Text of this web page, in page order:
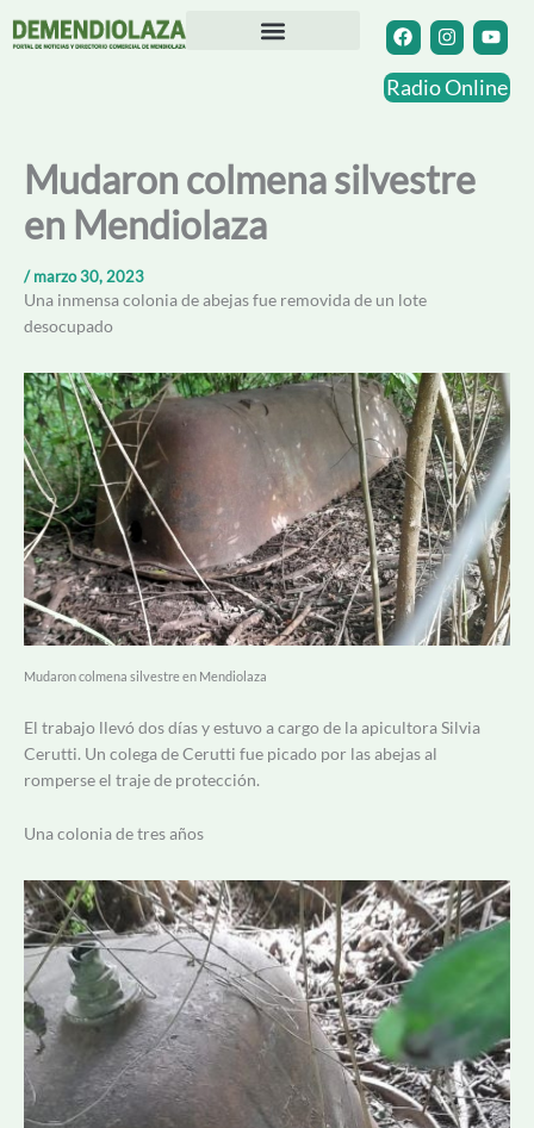
F
a
c
e
b
I
n
s
t
a
m
Y
o
u
t
u
Radio Online
Mudaron colmena silvestre
en Mendiolaza
/marzo 30, 2023
Una inmensa colonia de abejas fue removida de un lote
desocupado
Mudaron colmena silvestre en Mendiolaza
El trabajo llevó dos días y estuvo a cargo de la apicultora Silvia
Cerutti. Un colega de Cerutti fue picado por las abejas al
romperse el traje de protección.
Una colonia de tres años